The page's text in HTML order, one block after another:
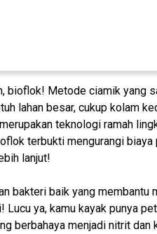
bioflok! Metode ciamik yang
lahan besar, cukup kolam
teknologi ramah
terbukti mengurangi biaya
lanjut!
bakteri baik yang membantu
ya, kamu kayak punya
berbahaya menjadi nitrit dan